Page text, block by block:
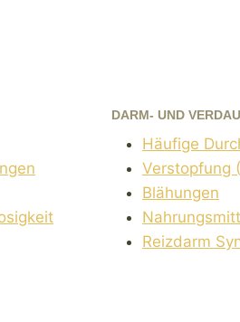
DARM- UND
Häufige
Verstopfung
Blähungen
Reizdarm